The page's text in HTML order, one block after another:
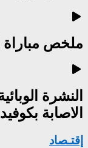
ملخص مباراة
النشرة
الاصابة بكوفيد 19
إقتـصاد